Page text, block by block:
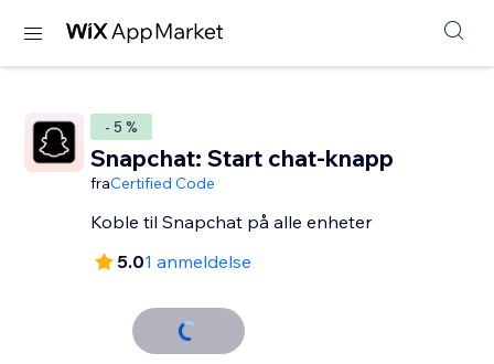
- 5 %
Snapchat: Start chat-knapp
fraCertified Code
Koble til Snapchat på alle enheter
5.01 anmeldelse